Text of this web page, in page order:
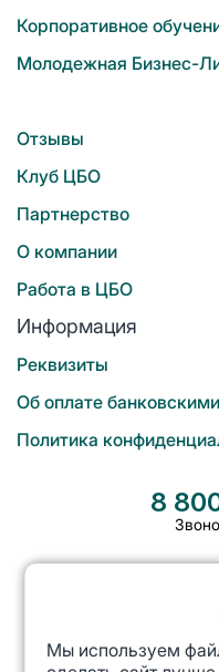
Корпоративное
Молодежная Бизнес-
Отзывы
Клуб ЦБО
Партнерство
О компании
Работа в ЦБО
Информация
Реквизиты
Об оплате
Политика
8
Мы используем